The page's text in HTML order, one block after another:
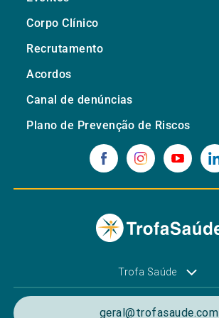
Corpo Clínico
Recrutamento
Acordos
Canal de denúncias
Plano de Prevenção de Riscos
Trofa Saúde
geral@trofasaude.com